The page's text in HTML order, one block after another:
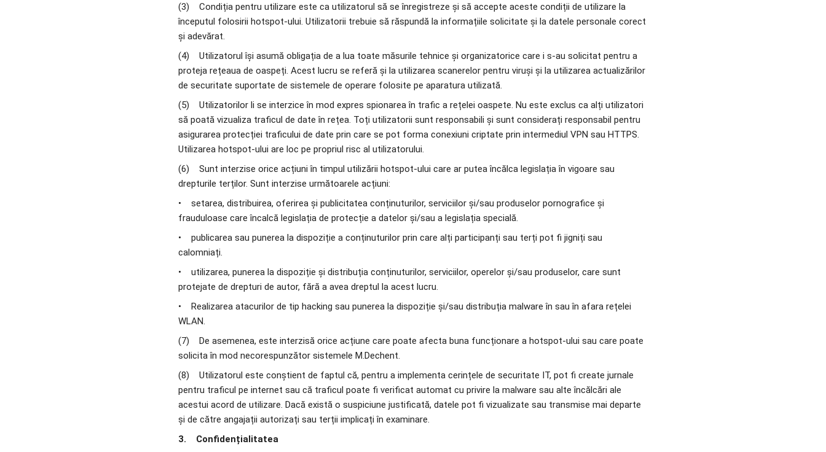
(3)    Condiția pentru utilizare este ca utilizatorul să se înregistreze și să accepte aceste condiții de utilizare la
începutul folosirii hotspot-ului. Utilizatorii trebuie să răspundă la informațiile solicitate și la datele personale corect
și adevărat.
(4)    Utilizatorul își asumă obligația de a lua toate măsurile tehnice și organizatorice care i s-au solicitat pentru a
proteja rețeaua de oaspeți. Acest lucru se referă și la utilizarea scanerelor pentru viruși și la utilizarea actualizărilor
de securitate suportate de sistemele de operare folosite pe aparatura utilizată.
(5)    Utilizatorilor li se interzice în mod expres spionarea în trafic a rețelei oaspete. Nu este exclus ca alți utilizatori
să poată vizualiza traficul de date în rețea. Toți utilizatorii sunt responsabili și sunt considerați responsabil pentru
asigurarea protecției traficului de date prin care se pot forma conexiuni criptate prin intermediul VPN sau HTTPS.
Utilizarea hotspot-ului are loc pe propriul risc al utilizatorului.
(6)    Sunt interzise orice acțiuni în timpul utilizării hotspot-ului care ar putea încălca legislația în vigoare sau
drepturile terților. Sunt interzise următoarele acțiuni:
•    setarea, distribuirea, oferirea și publicitatea conținuturilor, serviciilor și/sau produselor pornografice și
frauduloase care încalcă legislația de protecție a datelor și/sau a legislația specială.
•    publicarea sau punerea la dispoziție a conținuturilor prin care alți participanți sau terți pot fi jigniți sau
calomniați.
•    utilizarea, punerea la dispoziție și distribuția conținuturilor, serviciilor, operelor și/sau produselor, care sunt
protejate de drepturi de autor, fără a avea dreptul la acest lucru.
•    Realizarea atacurilor de tip hacking sau punerea la dispoziție și/sau distribuția malware în sau în afara rețelei
WLAN.
(7)    De asemenea, este interzisă orice acțiune care poate afecta buna funcționare a hotspot-ului sau care poate
solicita în mod necorespunzător sistemele M.Dechent.
(8)    Utilizatorul este conștient de faptul că, pentru a implementa cerințele de securitate IT, pot fi create jurnale
pentru traficul pe internet sau că traficul poate fi verificat automat cu privire la malware sau alte încălcări ale
acestui acord de utilizare. Dacă există o suspiciune justificată, datele pot fi vizualizate sau transmise mai departe
și de către angajații autorizați sau terții implicați în examinare.
3.    Confidențialitatea